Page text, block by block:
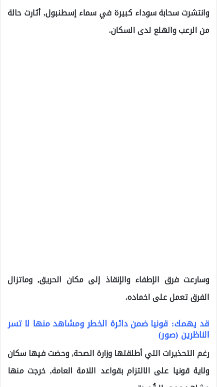
وانتشرت سحابة سوداء كبيرة في سماء إسطنبول, أثارت حالة
من الرعب والهلع لدى السكان.
وسارعت فرق الإطفاء والإنقاذ إلى مكان الحريق, وماتزال
الفرق تعمل على اخماده.
قد يهمك: قونيا ضمن دائرة الخطر ومشاهد منها لا تسر
الناظرين (صور)
رغم التحذيرات التي أطلقتها وزارة الصحة, وحضت فيها سكان
ولاية قونيا على الالتزام بقواعد اللامة العامة, خرجت منها